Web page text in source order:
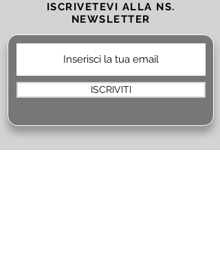
ISCRIVETEVI ALLA NS.
NEWSLETTER
ISCRIVITI